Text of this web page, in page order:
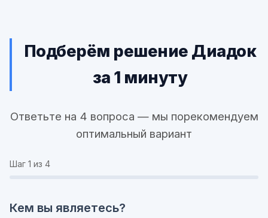
Подберём решение Диадок
за 1 минуту
Ответьте на 4 вопроса — мы порекомендуем
оптимальный вариант
Шаг 1 из 4
Кем вы являетесь?